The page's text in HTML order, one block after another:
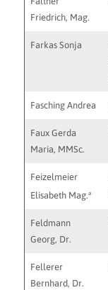
Friedrich, Mag.
Farkas Sonja
Fasching Andrea
Faux Gerda
Maria, MMSc.
Feizelmeier
Elisabeth Mag.a
Feldmann
Georg, Dr.
Fellerer
Bernhard, Dr.